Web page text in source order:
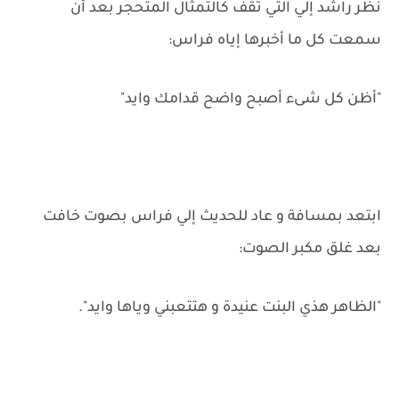
نظر راشد إلي التي تقف كالتمثال المتحجر بعد أن
سمعت كل ما أخبرها إياه فراس:
"أظن كل شىء أصبح واضح قدامك وايد"
ابتعد بمسافة و عاد للحديث إلي فراس بصوت خافت
بعد غلق مكبر الصوت:
"الظاهر هذي البنت عنيدة و هتتعبني وياها وايد".